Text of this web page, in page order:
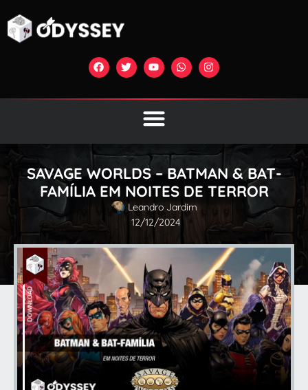
SAVAGE WORLDS – BATMAN & BAT-
FAMÍLIA EM NOITES DE TERROR
Leandro Jardim
12/12/2024